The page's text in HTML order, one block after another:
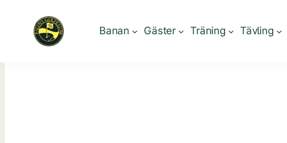
innehåll
Banan Gäster Träning Tävling